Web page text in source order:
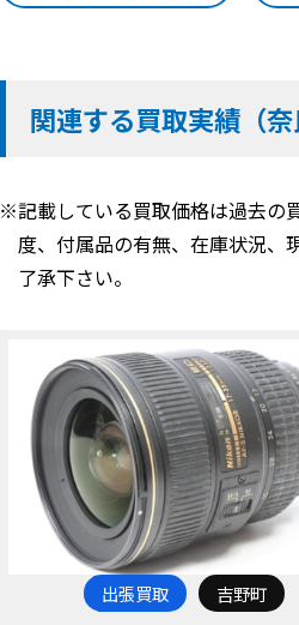
関連する買取実績（奈
※記載している買取価格は過去の
度、付属品の有無、在庫状況、
了承下さい。
出張買取 吉野町